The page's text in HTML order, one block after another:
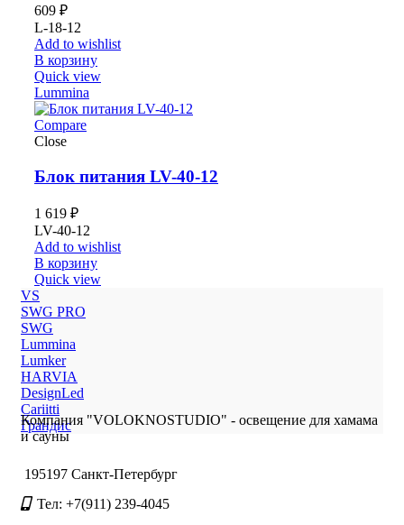
609 ₽
L-18-12
Add to wishlist
В корзину
Quick view
Lummina
Compare
Close
Блок питания LV-40-12
1 619 ₽
LV-40-12
Add to wishlist
В корзину
Quick view
VS
SWG PRO
SWG
Lummina
Lumker
HARVIA
DesignLed
Cariitti
Грандис
Компания "VOLOKNOSTUDIO" - освещение для хамама
и сауны
195197 Санкт-Петербург
Тел: +7(911) 239-4045